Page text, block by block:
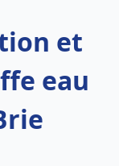
et
eau